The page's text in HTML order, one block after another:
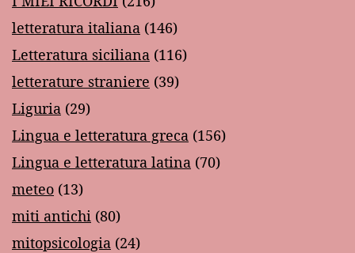
letteratura italiana (146)
Letteratura siciliana (116)
letterature straniere (39)
Liguria (29)
Lingua e letteratura greca (156)
Lingua e letteratura latina (70)
meteo (13)
miti antichi (80)
mitopsicologia (24)